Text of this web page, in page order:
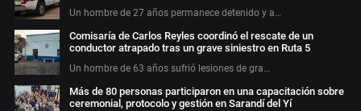
Un hombre de 27 años permanece detenido y a…
Comisaría de Carlos Reyles coordinó el rescate de un
conductor atrapado tras un grave siniestro en Ruta 5
Un hombre de 63 años sufrió lesiones de gra…
Más de 80 personas participaron en una capacitación sobre
ceremonial, protocolo y gestión en Sarandí del Yí